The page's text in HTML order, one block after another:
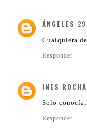
ÁNGELES
Cualquiera
Responder
INES ROCHA
Solo
Responder